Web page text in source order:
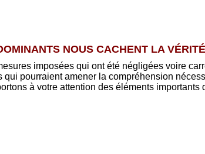
NOUS CACHENT LA VÉRITÉ
imposées qui ont été négligées voire
pourraient amener la compréhension
à votre attention des éléments importants